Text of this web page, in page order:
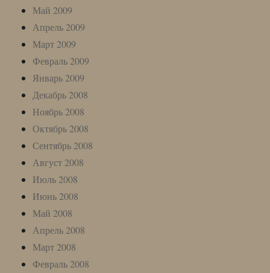
Май 2009
Апрель 2009
Март 2009
Февраль 2009
Январь 2009
Декабрь 2008
Ноябрь 2008
Октябрь 2008
Сентябрь 2008
Август 2008
Июль 2008
Июнь 2008
Май 2008
Апрель 2008
Март 2008
Февраль 2008